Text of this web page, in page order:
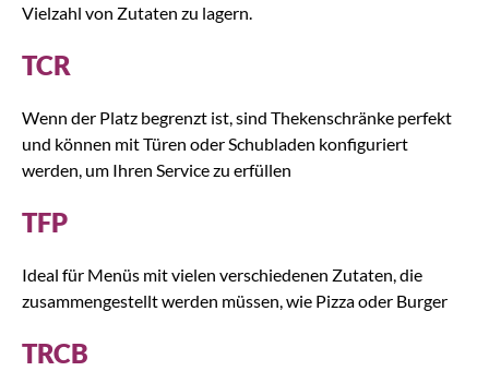
Vielzahl von Zutaten zu lagern.
TCR
Wenn der Platz begrenzt ist, sind Thekenschränke perfekt
und können mit Türen oder Schubladen konfiguriert
werden, um Ihren Service zu erfüllen
TFP
Ideal für Menüs mit vielen verschiedenen Zutaten, die
zusammengestellt werden müssen, wie Pizza oder Burger
TRCB